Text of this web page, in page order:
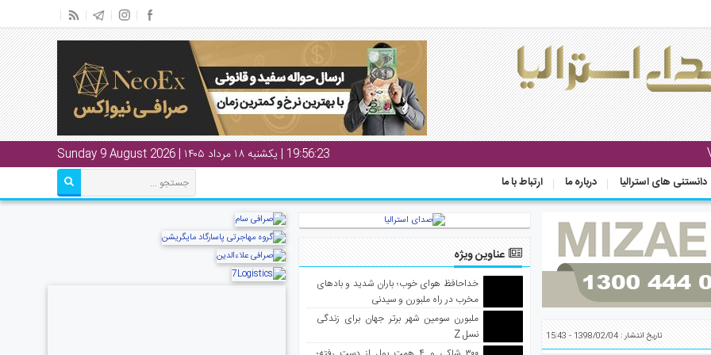
19:56:24 | یکشنبه ۱۸ مرداد ۱۴۰۵ | Sunday 9 August 2026
دانستنی های استرالیا درباره ما ارتباط با ما
تاریخ انتشار : 1398/02/04 - 15:43
عناوین ویژه
خداحافظ هوای خوب؛ باران شدید و بادهای
مخرب در راه ملبورن و سیدنی
ملبورن سومین شهر برتر جهان برای زندگی
نسل Z